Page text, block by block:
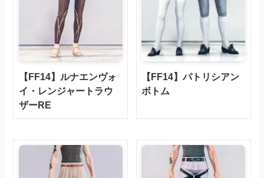
【FF14】ルナエンヴォ
イ・レンジャートラウ
ザーRE
【FF14】パトリシアン
ボトム